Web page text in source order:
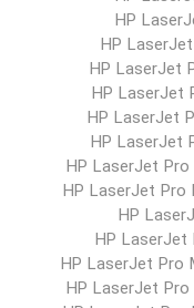
HP
HP
HP LaserJet
HP LaserJet
HP LaserJet
HP LaserJet
HP LaserJet Pro
HP LaserJet Pro
HP
HP
HP LaserJet Pro
HP LaserJet